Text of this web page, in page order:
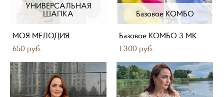
УНИВЕРСАЛЬНАЯ
ШАПКА
МОЯ МЕЛОДИЯ
650 pуб.
Базовое КОМБО
Базовое КОМБО 3 МК
1 300 pуб.